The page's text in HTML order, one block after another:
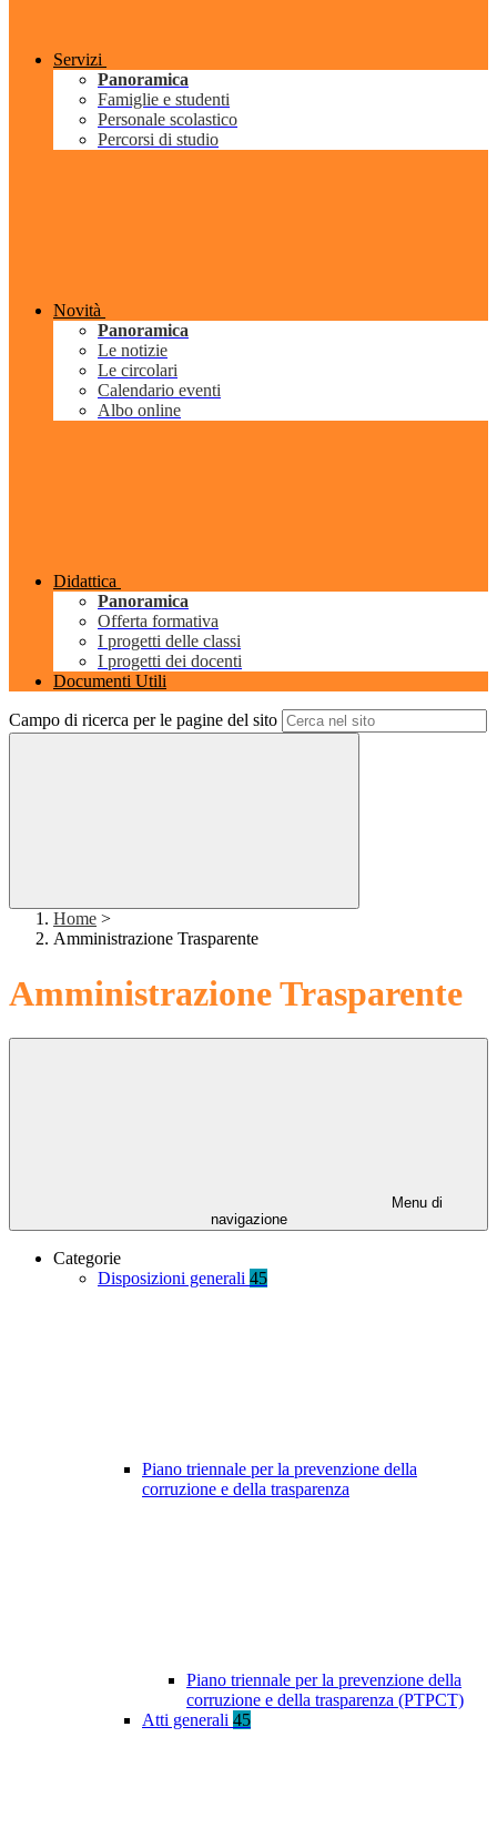
Servizi
Panoramica
Famiglie e studenti
Personale scolastico
Percorsi di studio
Novità
Panoramica
Le notizie
Le circolari
Calendario eventi
Albo online
Didattica
Panoramica
Offerta formativa
I progetti delle classi
I progetti dei docenti
Documenti Utili
Campo di ricerca per le pagine del sito
Home >
Amministrazione Trasparente
Amministrazione Trasparente
Menu di
navigazione
Categorie
Disposizioni generali 45
Piano triennale per la prevenzione della
corruzione e della trasparenza
Piano triennale per la prevenzione della
corruzione e della trasparenza (PTPCT)
Atti generali 45